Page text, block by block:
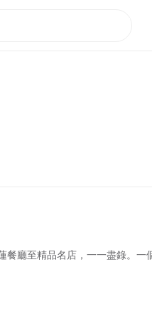
廳至精品名店，一一盡錄。